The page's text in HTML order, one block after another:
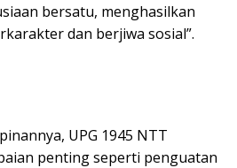
bersatu, menghasilkan
dan berjiwa sosial”.
UPG 1945 NTT
penting seperti penguatan